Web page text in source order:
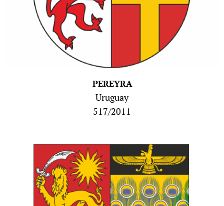
PEREYRA
Uruguay
517/2011